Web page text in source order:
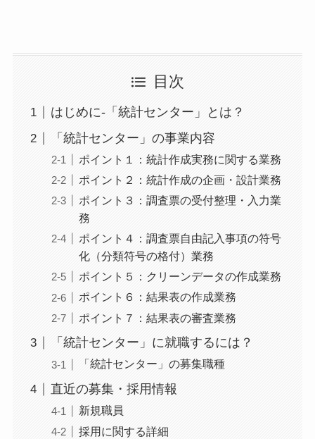
目次
はじめに-「統計センター」とは？
「統計センター」の事業内容
ポイント１：統計作成実務に関する業務
ポイント２：統計作成の企画・設計業務
ポイント３：調査票の受付整理・入力業
務
ポイント４：調査票自由記入事項の符号
化（分類符号の格付）業務
ポイント５：クリーンデータの作成業務
ポイント６：結果表の作成業務
ポイント７：結果表の審査業務
「統計センター」に就職するには？
「統計センター」の募集職種
直近の募集・採用情報
新規職員
採用に関する詳細